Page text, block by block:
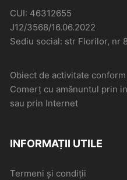
CUI: 46312655
J12/3568/16.06.2022
Sediu social: str Florilor, nr
Obiect de activitate
Comerţ cu amănuntul prin
sau prin Internet
INFORMAȚII UTILE
Termeni și condiții